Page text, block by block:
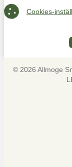
Cookies-inställningar
Cookies-
© 2026 Allmoge